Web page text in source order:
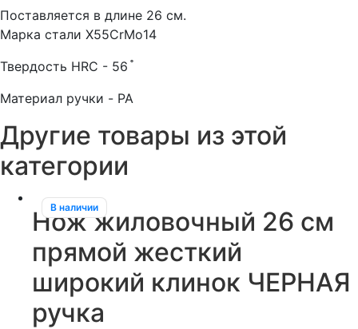
Поставляется в длине 26 см.
Марка стали Х55СrMo14
Твердость HRC - 56 ֯
Материал ручки - PA
Другие товары из этой
категории
В наличии
Нож жиловочный 26 см
прямой жесткий
широкий клинок ЧЕРНАЯ
ручка